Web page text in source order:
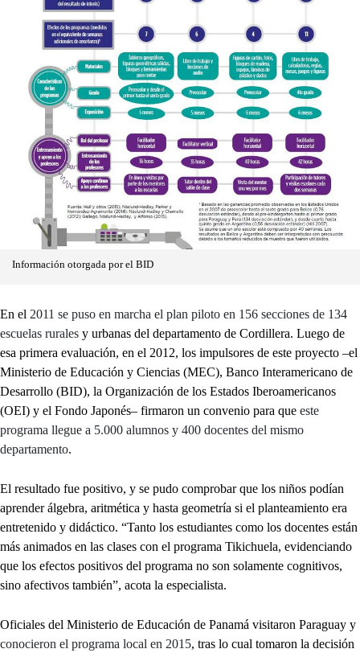
Información otorgada por el BID
En el 2011 se puso en marcha el plan piloto en 156 secciones de 134
escuelas rurales y urbanas del departamento de Cordillera. Luego de
esa primera evaluación, en el 2012, los impulsores de este proyecto –el
Ministerio de Educación y Ciencias (MEC), Banco Interamericano de
Desarrollo (BID), la Organización de los Estados Iberoamericanos
(OEI) y el Fondo Japonés– firmaron un convenio para que este
programa llegue a 5.000 alumnos y 400 docentes del mismo
departamento.
El resultado fue positivo, y se pudo comprobar que los niños podían
aprender álgebra, aritmética y hasta geometría si el planteamiento era
entretenido y didáctico. “Tanto los estudiantes como los docentes están
más animados en las clases con el programa Tikichuela, evidenciando
que los efectos positivos del programa no son solamente cognitivos,
sino afectivos también”, acota la especialista.
Oficiales del Ministerio de Educación de Panamá visitaron Paraguay y
conocieron el programa local en 2015, tras lo cual tomaron la decisión